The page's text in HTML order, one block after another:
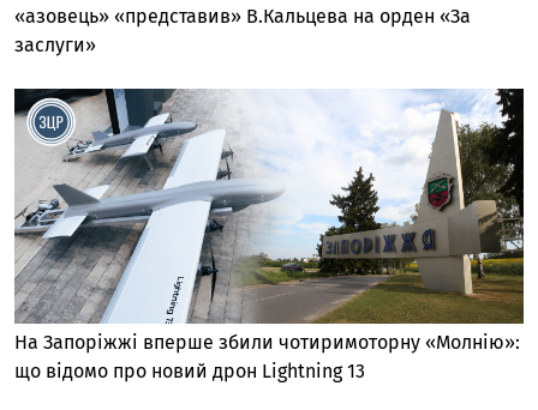
«азовець» «представив» В.Кальцева на орден «За
заслуги»
На Запоріжжі вперше збили чотиримоторну «Молнію»:
що відомо про новий дрон Lightning 13